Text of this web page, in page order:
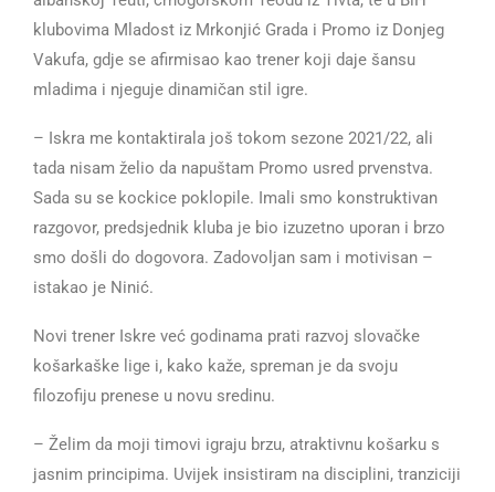
klubovima Mladost iz Mrkonjić Grada i Promo iz Donjeg
Vakufa, gdje se afirmisao kao trener koji daje šansu
mladima i njeguje dinamičan stil igre.
– Iskra me kontaktirala još tokom sezone 2021/22, ali
tada nisam želio da napuštam Promo usred prvenstva.
Sada su se kockice poklopile. Imali smo konstruktivan
razgovor, predsjednik kluba je bio izuzetno uporan i brzo
smo došli do dogovora. Zadovoljan sam i motivisan –
istakao je Ninić.
Novi trener Iskre već godinama prati razvoj slovačke
košarkaške lige i, kako kaže, spreman je da svoju
filozofiju prenese u novu sredinu.
– Želim da moji timovi igraju brzu, atraktivnu košarku s
jasnim principima. Uvijek insistiram na disciplini, tranziciji